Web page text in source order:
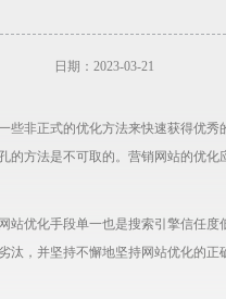
日期：2023-03-21
些非正式的优化方法来快速获得优
的方法是不可取的。营销网站的优
站优化手段单一也是搜索引擎信任
汰，并坚持不懈地坚持网站优化的正